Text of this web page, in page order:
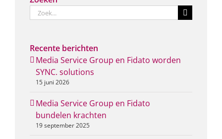
Zoeken
naar:
Recente berichten
Media Service Group en Fidato worden
SYNC. solutions
15 juni 2026
Media Service Group en Fidato
bundelen krachten
19 september 2025